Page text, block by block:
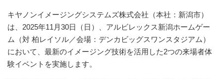
キヤノンイメージングシステムズ株式会社（本社：新潟市）
は、2025年11月30日（日）、アルビレックス新潟ホームゲー
ム（対 柏レイソル／会場：デンカビッグスワンスタジアム）
において、最新のイメージング技術を活用した2つの来場者体
験イベントを実施します。